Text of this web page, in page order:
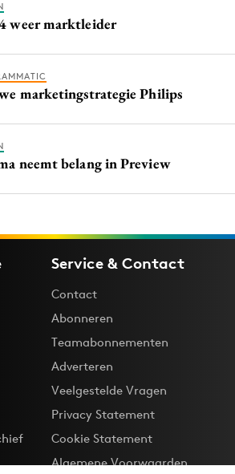
weer marktleider
marketingstrategie Philips
neemt belang in Preview
Service & Contact
Contact
Abonneren
Teamabonnementen
Adverteren
Veelgestelde Vragen
Privacy Statement
Cookie Statement
Algemene Voorwaarden